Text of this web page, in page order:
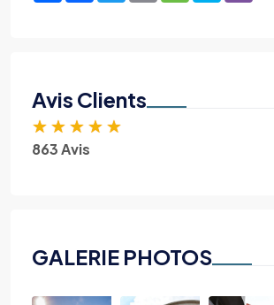
Avis Clients
★ ★ ★ ★ ★
863 Avis
GALERIE PHOTOS